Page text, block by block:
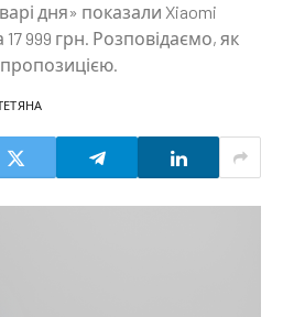
дня» показали Xiaomi
17 999 грн. Розповідаємо, як